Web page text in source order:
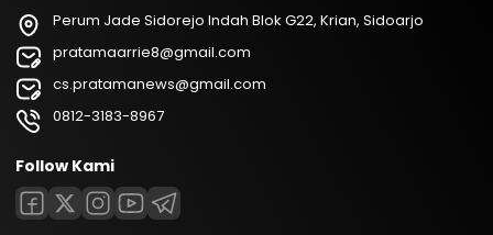
Perum Jade Sidorejo Indah Blok G22, Krian, Sidoarjo
pratamaarrie8@gmail.com
cs.pratamanews@gmail.com
0812-3183-8967
Follow Kami